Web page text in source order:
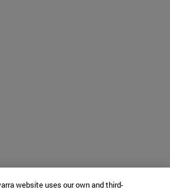
website uses our own and third-